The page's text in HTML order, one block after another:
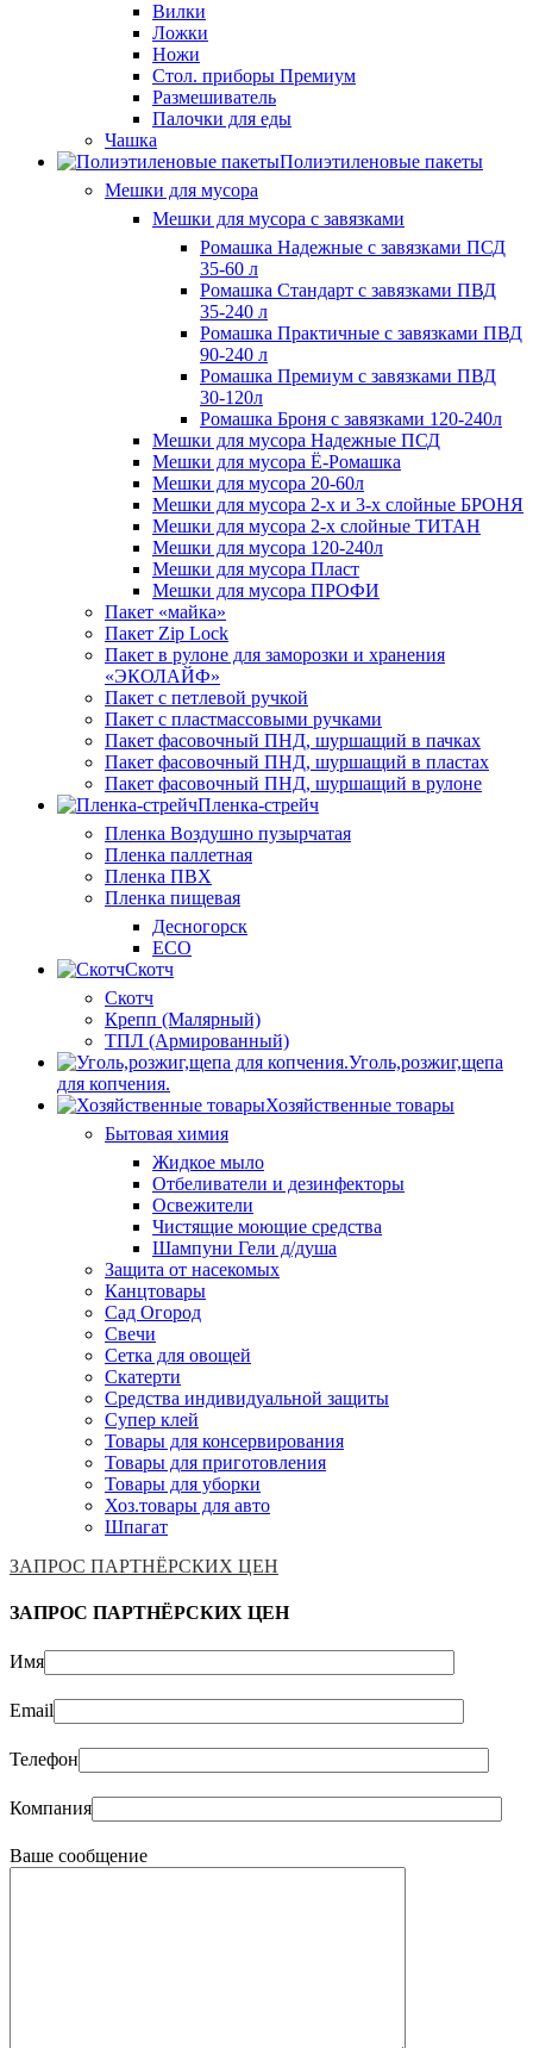
Вилки
Ложки
Ножи
Стол. приборы Премиум
Размешиватель
Палочки для еды
Чашка
Полиэтиленовые пакеты
Мешки для мусора
Мешки для мусора с завязками
Ромашка Надежные с завязками ПСД
35-60 л
Ромашка Стандарт с завязками ПВД
35-240 л
Ромашка Практичные с завязками ПВД
90-240 л
Ромашка Премиум с завязками ПВД
30-120л
Ромашка Броня с завязками 120-240л
Мешки для мусора Надежные ПСД
Мешки для мусора Ё-Ромашка
Мешки для мусора 20-60л
Мешки для мусора 2-х и 3-х слойные БРОНЯ
Мешки для мусора 2-х слойные ТИТАН
Мешки для мусора 120-240л
Мешки для мусора Пласт
Мешки для мусора ПРОФИ
Пакет «майка»
Пакет Zip Lock
Пакет в рулоне для заморозки и хранения
«ЭКОЛАЙФ»
Пакет с петлевой ручкой
Пакет с пластмассовыми ручками
Пакет фасовочный ПНД, шуршащий в пачках
Пакет фасовочный ПНД, шуршащий в пластах
Пакет фасовочный ПНД, шуршащий в рулоне
Пленка-стрейч
Пленка Воздушно пузырчатая
Пленка паллетная
Пленка ПВХ
Пленка пищевая
Десногорск
ECO
Скотч
Скотч
Крепп (Малярный)
ТПЛ (Армированный)
Уголь,розжиг,щепа
для копчения.
Хозяйственные товары
Бытовая химия
Жидкое мыло
Отбеливатели и дезинфекторы
Освежители
Чистящие моющие средства
Шампуни Гели д/душа
Защита от насекомых
Канцтовары
Сад Огород
Свечи
Сетка для овощей
Скатерти
Средства индивидуальной защиты
Супер клей
Товары для консервирования
Товары для приготовления
Товары для уборки
Хоз.товары для авто
Шпагат
ЗАПРОС ПАРТНЁРСКИХ ЦЕН
ЗАПРОС ПАРТНЁРСКИХ ЦЕН
Имя
Email
Телефон
Компания
Ваше сообщение